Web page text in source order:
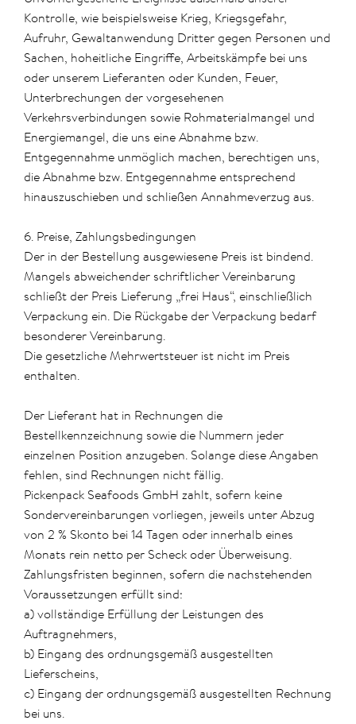
Kontrolle, wie beispielsweise Krieg, Kriegsgefahr,
Aufruhr, Gewaltanwendung Dritter gegen Personen und
Sachen, hoheitliche Eingriffe, Arbeitskämpfe bei uns
oder unserem Lieferanten oder Kunden, Feuer,
Unterbrechungen der vorgesehenen
Verkehrsverbindungen sowie Rohmaterialmangel und
Energiemangel, die uns eine Abnahme bzw.
Entgegennahme unmöglich machen, berechtigen uns,
die Abnahme bzw. Entgegennahme entsprechend
hinauszuschieben und schließen Annahmeverzug aus.
6. Preise, Zahlungsbedingungen
Der in der Bestellung ausgewiesene Preis ist bindend.
Mangels abweichender schriftlicher Vereinbarung
schließt der Preis Lieferung „frei Haus“, einschließlich
Verpackung ein. Die Rückgabe der Verpackung bedarf
besonderer Vereinbarung.
Die gesetzliche Mehrwertsteuer ist nicht im Preis
enthalten.
Der Lieferant hat in Rechnungen die
Bestellkennzeichnung sowie die Nummern jeder
einzelnen Position anzugeben. Solange diese Angaben
fehlen, sind Rechnungen nicht fällig.
Pickenpack Seafoods GmbH zahlt, sofern keine
Sondervereinbarungen vorliegen, jeweils unter Abzug
von 2 % Skonto bei 14 Tagen oder innerhalb eines
Monats rein netto per Scheck oder Überweisung.
Zahlungsfristen beginnen, sofern die nachstehenden
Voraussetzungen erfüllt sind:
a) vollständige Erfüllung der Leistungen des
Auftragnehmers,
b) Eingang des ordnungsgemäß ausgestellten
Lieferscheins,
c) Eingang der ordnungsgemäß ausgestellten Rechnung
bei uns.